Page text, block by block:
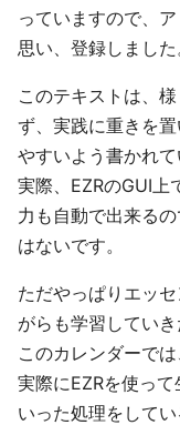
っていますので、
思い、登録しました
このテキストは、
ず、実践に重きを
やすいよう書かれて
実際、EZRのGUI上
力も自動で出来る
はないです。
ただやっぱりエッ
がらも学習していき
このカレンダーで
実際にEZRを使っ
いった処理をして